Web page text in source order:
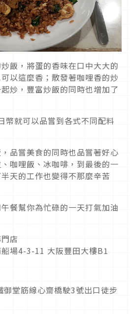
飯，將蛋的香味在口中大大的
以這麼香；散發著咖哩香的炒
炒，豐富炒飯的同時也增加了
幣就可以品嘗到各式不同配料
品嘗美食的同時也品嘗著好心
咖哩飯、冰咖啡，到最後的一
天的工作也變得不那麼辛苦
餐幫你為忙碌的一天打氣加油
店
場4-3-11 大阪豐田大樓B1
堂筋線心齋橋駛3號出口徒步